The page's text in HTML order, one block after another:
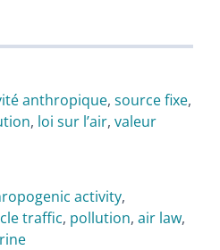
anthropique, source fixe,
, loi sur l’air, valeur
activity,
traffic, pollution, air law,